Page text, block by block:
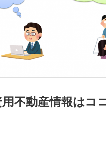
不動産情報はコ